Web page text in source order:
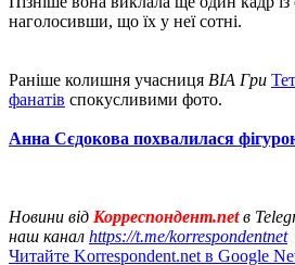
наголосивши, що їх у неї сотні.
Раніше колишня учасниця ВІА Гри
фанатів спокусливими фото.
Анна Сєдокова похвалилася фігурою
Новини від Корреспондент.netв
наш канал https://t.me/korrespondentnet
Читайте Korrespondent.net в Google